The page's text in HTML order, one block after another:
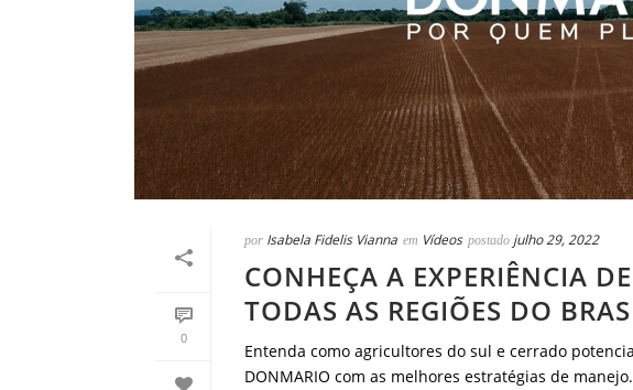
0
por Isabela Fidelis Vianna em Vídeos postado julho 29, 2022
CONHEÇA A EXPERIÊNCIA
TODAS AS REGIÕES DO
Entenda como agricultores do sul e cerrado
DONMARIO com as melhores estratégias de